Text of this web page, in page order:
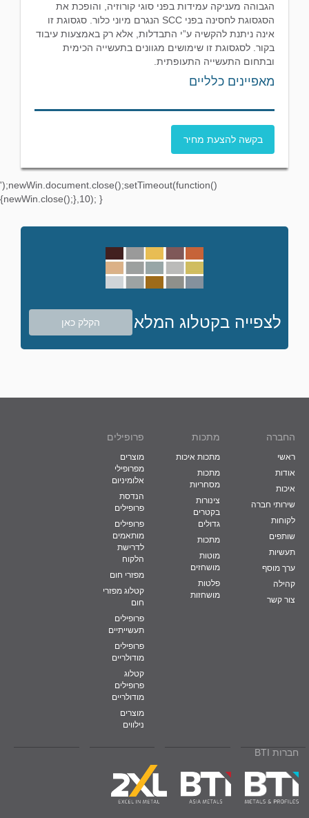
הגבוהה מעניקה עמידות בפני סוגי קורוזיה, והופכת את
הסגסוגת לחסינה בפני SCC הנגרם מיוני כלור. סגסוגת זו
אינה ניתנת להקשיה ע”י התבדלות, אלא רק באמצעות עיבוד
בקור. לסגסוגת זו שימושים מגוונים בתעשייה הכימית
ובתחום התעשייה התעופתית.
מאפיינים כלליים
בקשה להצעת מחיר
');newWin.document.close();setTimeout(function()
{newWin.close();},10); }
לצפייה בקטלוג המלא הקלק כאן
החברה
ראשי
אודות
איכות
שירותי חברה
לקוחות
שותפים
תעשיות
ערך מוסף
קהילה
צור קשר
מתכות
מתכות איכות
מתכות
מסחריות
צינורות
בקטרים
גדולים
מתכות
מוטות
מושחזים
פלטות
מושחזות
פרופילים
מוצרים
מפרופילי
אלומיניום
הנדסת
פרופילים
פרופילים
מותאמים
לדרישת
הלקוח
מפזרי חום
קטלוג מפזרי
חום
פרופילים
תעשייתיים
פרופילים
מודולריים
קטלוג
פרופילים
מודולריים
מוצרים
נילווים
חברות BTI